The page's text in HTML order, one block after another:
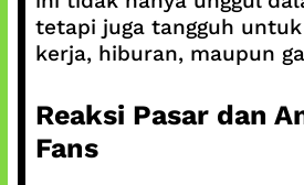
tetapi juga tangguh
kerja, hiburan, maupun
Reaksi Pasar dan
Fans